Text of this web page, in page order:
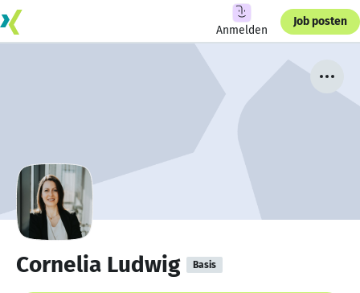
Anmelden
Job posten
Cornelia Ludwig Basis